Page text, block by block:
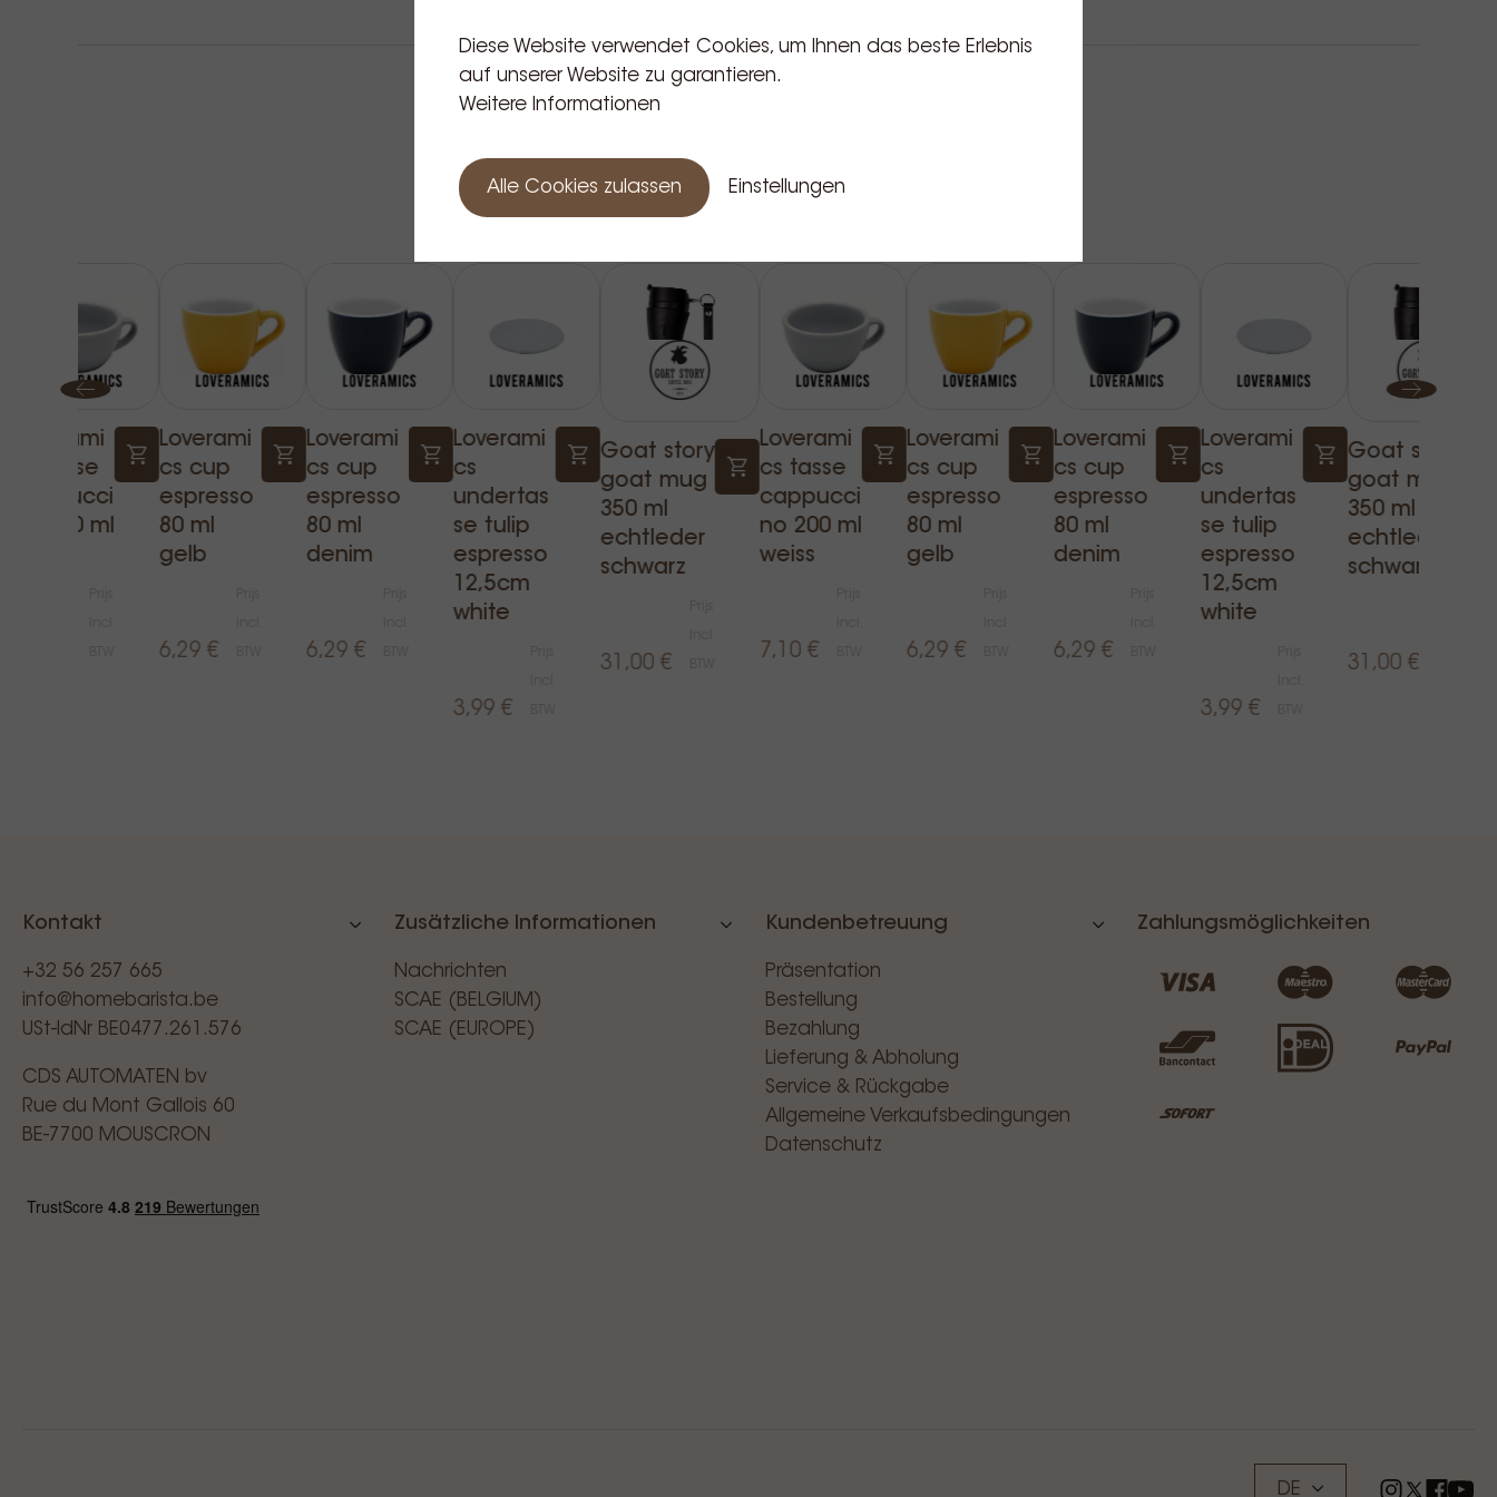
Testmarkt für das Design und die Haltbarkeit der Acme-Cup-Serie.
Verwandte Produkte
Loverami
cs tasse
cappucci
no 200 ml
Loverami
cs cup
espresso
80 ml
gelb
6,29 €
Loverami
cs cup
espresso
80 ml
denim
6,29 €
Loverami
cs
undertas
se tulip
espresso
12,5cm
white
3,99 €
Goat story
goat mug
350 ml
echtleder
schwarz
31,00 €
Loverami
cs tasse
cappucci
no 200 ml
weiss
7,10 €
Loverami
cs cup
espresso
80 ml
gelb
6,29 €
Loverami
cs cup
espresso
80 ml
denim
6,29 €
Loverami
cs
undertas
se tulip
espresso
12,5cm
white
3,99 €
Goat story
goat mug
350 ml
echtleder
schwarz
31,00 €
Kontakt
+32 56 257 665
info@homebarista.be
USt-IdNr BE0477.261.576
CDS AUTOMATEN bv
Rue du Mont Gallois 60
BE-7700 MOUSCRON
Zusätzliche Informationen
Nachrichten
SCAE (BELGIUM)
SCAE (EUROPE)
Kundenbetreuung
Präsentation
Bestellung
Bezahlung
Lieferung & Abholung
Service & Rückgabe
Allgemeine Verkaufsbedingungen
Datenschutz
Zahlungsmöglichkeiten
DE
Diese Website verwendet Cookies, um Ihnen das beste Erlebnis
auf unserer Website zu garantieren.
Weitere Informationen
Alle Cookies zulassen Einstellungen